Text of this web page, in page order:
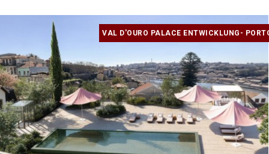
VAL D'OURO PALACE ENTWICKLUNG-